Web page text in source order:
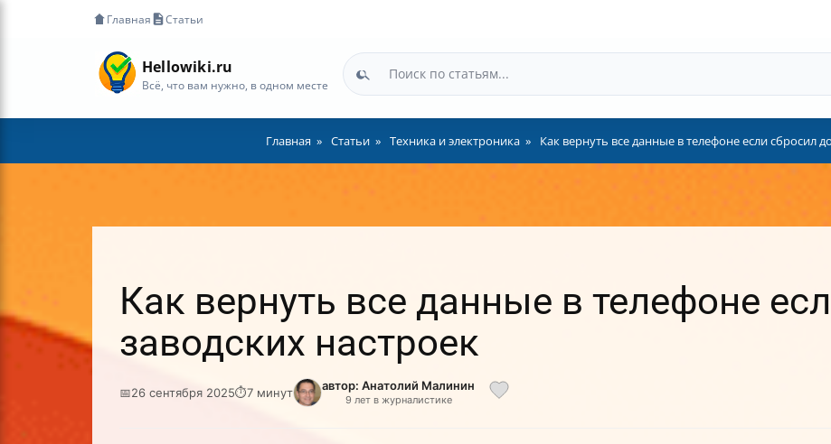
Главная Статьи
Hellowiki.ru
Всё, что вам нужно, в одном месте
Главная Статьи Техника и электроника Как вернуть все данные в телефоне если сбросил
Как вернуть все данные в телефоне
заводских настроек
📅26 сентября 2025⏱7 минут автор: Анатолий Малинин
9 лет в журналистике